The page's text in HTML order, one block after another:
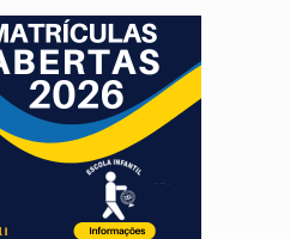
lei contra violência sexual infantil na
e Rússia discutem energia nuclear, defesa e
entre caminhão e carro deixa quatro mortos e um em
Amazônia Negra ganha projeção nacional com participação de
Velho tem chances de chuvas isoladas nesta